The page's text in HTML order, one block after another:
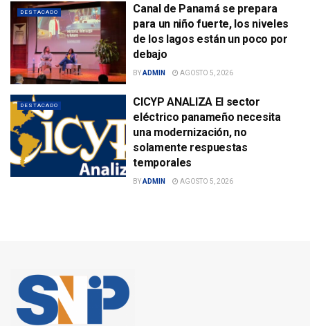
DESTACADO
Canal de Panamá se prepara
para un niño fuerte, los niveles
de los lagos están un poco por
debajo
BYADMIN AGOSTO 5, 2026
DESTACADO
CICYP ANALIZA El sector
eléctrico panameño necesita
una modernización, no
solamente respuestas
temporales
BYADMIN AGOSTO 5, 2026